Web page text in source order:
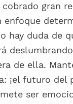
gran
enfoque
hay duda de
de ella.
¡el futuro del
ser